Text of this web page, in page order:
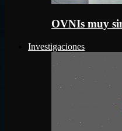
OVNIs muy
Investigaciones